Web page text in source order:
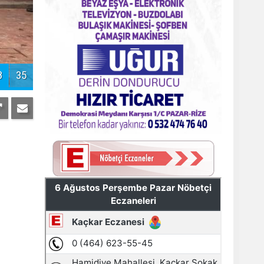
35
Pazar'daki bayramlaşmada projeler
tartışıldı
AYDER'E BAKANLIK KORUMASI